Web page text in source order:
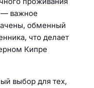
— важное
обменный
что делает
Кипре
выбор для тех,